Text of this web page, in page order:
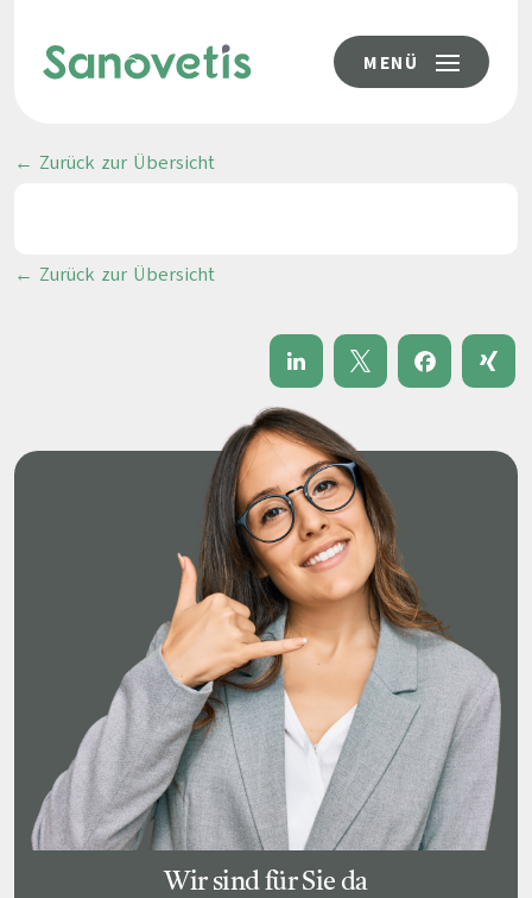
MENÜ
← Zurück zur Übersicht
← Zurück zur Übersicht
Wir sind für Sie da